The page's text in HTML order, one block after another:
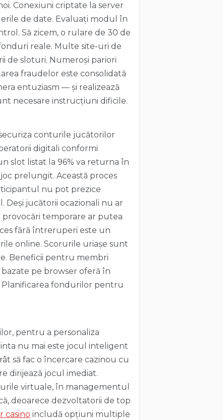
Conexiuni criptate la server
de date. Evaluați modul în
Să zicem, o rulare de 30 de
reale. Multe site-uri de
de sloturi. Numeroși pariori
fraudelor este consolidată
entuziasm — și realizează
necesare instrucțiuni dificile.
conturile jucătorilor
digitali conformi
slot listat la 96% va returna în
prelungit. Această proces
nu pot prezice
jucătorii ocazionali nu ar
provocări temporare ar putea
fără întreruperi este un
online. Scorurile uriașe sunt
Beneficii pentru membri
pe browser oferă în
Planificarea fondurilor pentru
pentru a personaliza
nu mai este jocul inteligent
să fac o încercare cazinou cu
dirijează jocul imediat.
virtuale, în managementul
deoarece dezvoltatorii de top
casino includă opțiuni multiple